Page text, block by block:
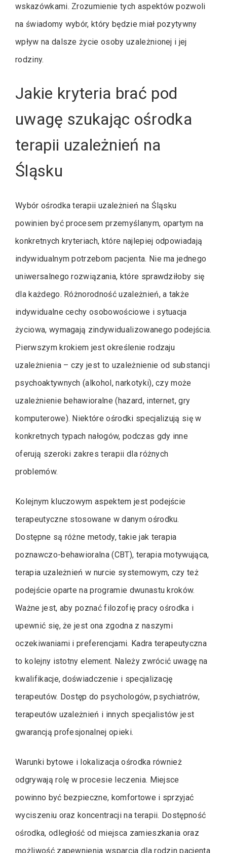
wskazówkami. Zrozumienie tych aspektów pozwoli
na świadomy wybór, który będzie miał pozytywny
wpływ na dalsze życie osoby uzależnionej i jej
rodziny.
Jakie kryteria brać pod
uwagę szukając ośrodka
terapii uzależnień na
Śląsku
Wybór ośrodka terapii uzależnień na Śląsku
powinien być procesem przemyślanym, opartym na
konkretnych kryteriach, które najlepiej odpowiadają
indywidualnym potrzebom pacjenta. Nie ma jednego
uniwersalnego rozwiązania, które sprawdziłoby się
dla każdego. Różnorodność uzależnień, a także
indywidualne cechy osobowościowe i sytuacja
życiowa, wymagają zindywidualizowanego podejścia.
Pierwszym krokiem jest określenie rodzaju
uzależnienia – czy jest to uzależnienie od substancji
psychoaktywnych (alkohol, narkotyki), czy może
uzależnienie behawioralne (hazard, internet, gry
komputerowe). Niektóre ośrodki specjalizują się w
konkretnych typach nałogów, podczas gdy inne
oferują szeroki zakres terapii dla różnych
problemów.
Kolejnym kluczowym aspektem jest podejście
terapeutyczne stosowane w danym ośrodku.
Dostępne są różne metody, takie jak terapia
poznawczo-behawioralna (CBT), terapia motywująca,
terapia uzależnień w nurcie systemowym, czy też
podejście oparte na programie dwunastu kroków.
Ważne jest, aby poznać filozofię pracy ośrodka i
upewnić się, że jest ona zgodna z naszymi
oczekiwaniami i preferencjami. Kadra terapeutyczna
to kolejny istotny element. Należy zwrócić uwagę na
kwalifikacje, doświadczenie i specjalizację
terapeutów. Dostęp do psychologów, psychiatrów,
terapeutów uzależnień i innych specjalistów jest
gwarancją profesjonalnej opieki.
Warunki bytowe i lokalizacja ośrodka również
odgrywają rolę w procesie leczenia. Miejsce
powinno być bezpieczne, komfortowe i sprzyjać
wyciszeniu oraz koncentracji na terapii. Dostępność
ośrodka, odległość od miejsca zamieszkania oraz
możliwość zapewnienia wsparcia dla rodzin pacjenta